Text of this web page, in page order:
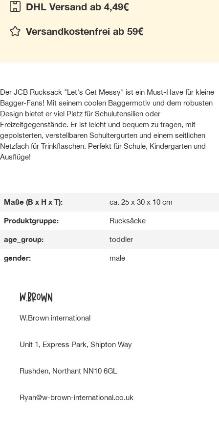
DHL Versand ab 4,49€
Versandkostenfrei ab 59€
Der JCB Rucksack "Let's Get Messy" ist ein Must-Have für kleine
Bagger-Fans! Mit seinem coolen Baggermotiv und dem robusten
Design bietet er viel Platz für Schulutensilien oder
Freizeitgegenstände. Er ist leicht und bequem zu tragen, mit
gepolsterten, verstellbaren Schultergurten und einem seitlichen
Netzfach für Trinkflaschen. Perfekt für Schule, Kindergarten und
Ausflüge!
Maße (B x H x T): ca. 25 x 30 x 10 cm
Produktgruppe: Rucksäcke
age_group: toddler
gender: male
W.Brown
W.Brown international
Unit 1, Express Park, Shipton Way
Rushden, Northant NN10 6GL
Ryan@w-brown-international.co.uk